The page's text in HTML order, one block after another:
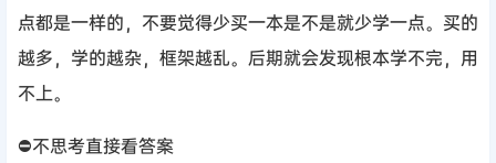
点都是一样的，不要觉得少买一本是不是就少学一点。买的
越多，学的越杂，框架越乱。后期就会发现根本学不完，用
不上。
⛔不思考直接看答案